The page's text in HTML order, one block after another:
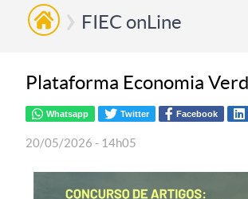
FIEC onLine
Plataforma Economia
Whatsapp Twitter Facebook
20/05/2026 - 14h05